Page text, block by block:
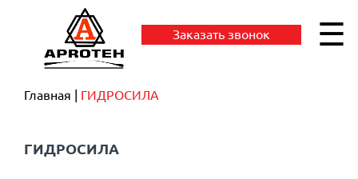
Заказать звонок ☰
Главная ГИДРОСИЛА
ГИДРОСИЛА